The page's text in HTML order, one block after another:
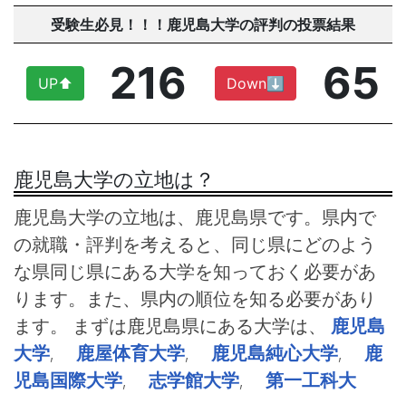
受験生必見！！！鹿児島大学の評判の投票結果
UP⬆︎ 216 Down⬇︎ 65
鹿児島大学の立地は？
鹿児島大学の立地は、鹿児島県です。県内で
の就職・評判を考えると、同じ県にどのよう
な県同じ県にある大学を知っておく必要があ
ります。また、県内の順位を知る必要があり
ます。 まずは鹿児島県にある大学は、 鹿児島
大学, 鹿屋体育大学, 鹿児島純心大学, 鹿
児島国際大学, 志学館大学, 第一工科大